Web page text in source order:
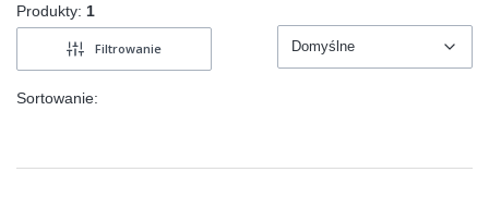
Produkty: 1
Filtrowanie
Sortowanie:
Domyślne